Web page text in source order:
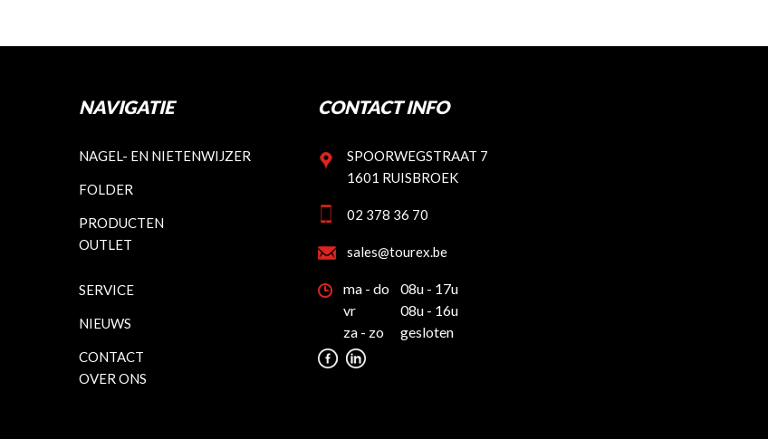
NAVIGATIE
NAGEL- EN NIETENWIJZER
FOLDER
PRODUCTEN
OUTLET
SERVICE
NIEUWS
CONTACT
OVER ONS
CONTACT INFO
SPOORWEGSTRAAT 7
1601 RUISBROEK
02 378 36 70
sales@tourex.be
ma - do
08u - 17u
vr
08u - 16u
za - zo
gesloten